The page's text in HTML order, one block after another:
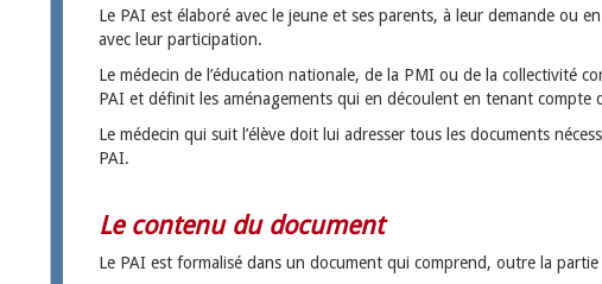
Le PAI est élaboré avec le jeune et ses parents, à leur demande ou
avec leur participation.
Le médecin de l’éducation nationale, de la PMI ou de la collectivité
PAI et définit les aménagements qui en découlent en tenant compte
Le médecin qui suit l’élève doit lui adresser tous les documents
PAI.
Le contenu du document
Le PAI est formalisé dans un document qui comprend, outre la